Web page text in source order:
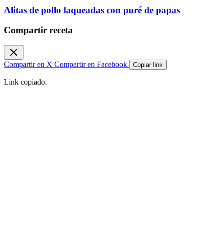
Alitas de pollo laqueadas con puré de papas
Compartir receta
Compartir en X Compartir en Facebook Copiar link
Link copiado.